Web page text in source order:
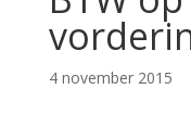
4 november 2015